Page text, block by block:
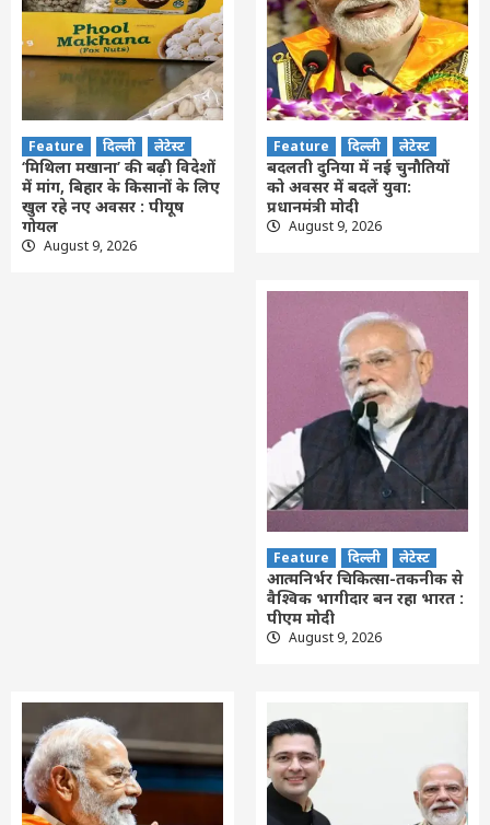
Feature दिल्ली लेटेस्ट
‘मिथिला मखाना’ की बढ़ी विदेशों
में मांग, बिहार के किसानों के लिए
खुल रहे नए अवसर : पीयूष
गोयल
August 9, 2026
Feature दिल्ली लेटेस्ट
बदलती दुनिया में नई चुनौतियों
को अवसर में बदलें युवा:
प्रधानमंत्री मोदी
August 9, 2026
Feature दिल्ली लेटेस्ट
आत्मनिर्भर चिकित्सा-तकनीक से
वैश्विक भागीदार बन रहा भारत :
पीएम मोदी
August 9, 2026